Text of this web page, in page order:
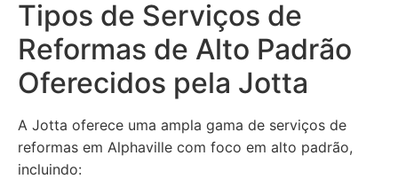
Tipos de Serviços de
Reformas de Alto Padrão
Oferecidos pela Jotta
A Jotta oferece uma ampla gama de serviços de
reformas em Alphaville com foco em alto padrão,
incluindo: